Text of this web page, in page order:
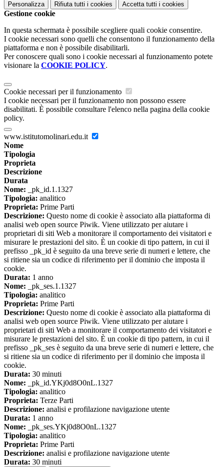
Personalizza Rifiuta tutti i cookies Accetta tutti i cookies
Gestione cookie
In questa schermata è possibile scegliere quali cookie consentire.
I cookie necessari sono quelli che consentono il funzionamento della
piattaforma e non è possibile disabilitarli.
Per conoscere quali sono i cookie necessari al funzionamento potete
visionare la COOKIE POLICY.
Cookie necessari per il funzionamento
I cookie necessari per il funzionamento non possono essere
disabilitati. È possibile consultare l'elenco nella pagina della cookie
policy.
www.istitutomolinari.edu.it
Nome
Tipologia
Proprieta
Descrizione
Durata
Nome: _pk_id.1.1327
Tipologia: analitico
Proprieta: Prime Parti
Descrizione: Questo nome di cookie è associato alla piattaforma di
analisi web open source Piwik. Viene utilizzato per aiutare i
proprietari di siti Web a monitorare il comportamento dei visitatori e
misurare le prestazioni del sito. È un cookie di tipo pattern, in cui il
prefisso _pk_id è seguito da una breve serie di numeri e lettere, che
si ritiene sia un codice di riferimento per il dominio che imposta il
cookie.
Durata: 1 anno
Nome: _pk_ses.1.1327
Tipologia: analitico
Proprieta: Prime Parti
Descrizione: Questo nome di cookie è associato alla piattaforma di
analisi web open source Piwik. Viene utilizzato per aiutare i
proprietari di siti Web a monitorare il comportamento dei visitatori e
misurare le prestazioni del sito. È un cookie di tipo pattern, in cui il
prefisso _pk_ses è seguito da una breve serie di numeri e lettere, che
si ritiene sia un codice di riferimento per il dominio che imposta il
cookie.
Durata: 30 minuti
Nome: _pk_id.YKj0d8O0nL.1327
Tipologia: analitico
Proprieta: Terze Parti
Descrizione: analisi e profilazione navigazione utente
Durata: 1 anno
Nome: _pk_ses.YKj0d8O0nL.1327
Tipologia: analitico
Proprieta: Prime Parti
Descrizione: analisi e profilazione navigazione utente
Durata: 30 minuti